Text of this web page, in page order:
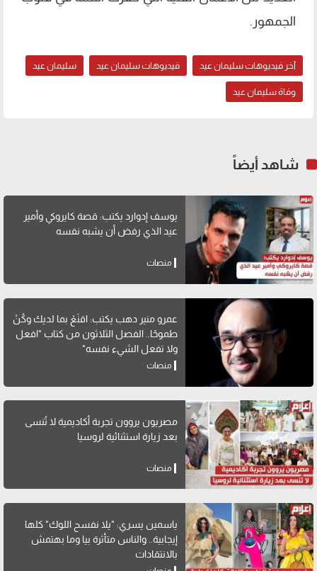
الجمهور.
آخر فيديوهات سليمان عيد فيديوهات سليمان عيد سليمان عيد
وفاة سليمان عيد
شاهد أيضاً
يوسف إدوارد يكتب: قصة كايروكي وأمير
عيد الذي رفض أن يشبه نفسه
منصات
عمرو منير دهب يكتب: اقنَعْ بما لديك وكُنْ
طموحًا.. الفصل الثلاثون من كتاب "افعل
ولا تفعل الشيء نفسه"
منصات
مصريون يروون تجربة أكاديمية لا تُنسى
بعد زيارة استثنائية لروسيا
منصات
ياسمين يسري: "يلا نفسح اللوك" كلها
إيجابية.. والناس متأثرة بيا وما بهتمش
بالانتقادات